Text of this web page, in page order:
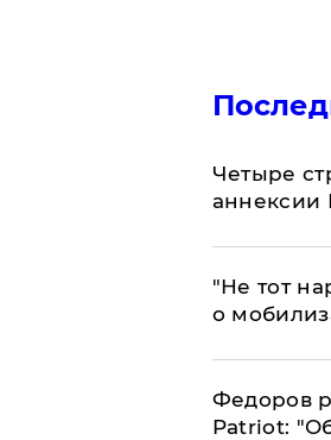
Четыре
аннексии
​"Не тот
о
Федоров
Patriot: